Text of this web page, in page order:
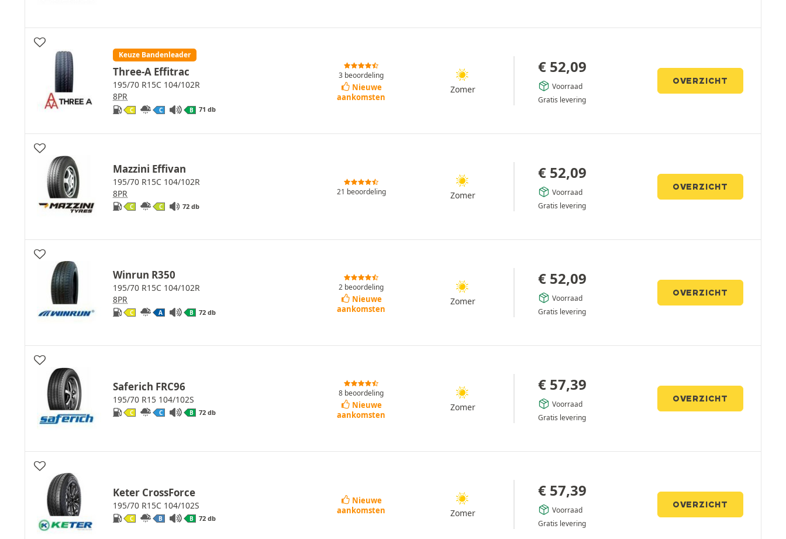
Keuze Bandenleader
Three-A Effitrac
195/70 R15C 104/102R
8PR
C C B 71 db
3 beoordeling
Nieuwe
aankomsten
Zomer
€ 52,09
Voorraad
Gratis levering
OVERZICHT
Mazzini Effivan
195/70 R15C 104/102R
8PR
C C 72 db
21 beoordeling Zomer
€ 52,09
Voorraad
Gratis levering
OVERZICHT
Winrun R350
195/70 R15C 104/102R
8PR
C A B 72 db
2 beoordeling
Nieuwe
aankomsten
Zomer
€ 52,09
Voorraad
Gratis levering
OVERZICHT
Saferich FRC96
195/70 R15 104/102S
C C B 72 db
8 beoordeling
Nieuwe
aankomsten
Zomer
€ 57,39
Voorraad
Gratis levering
OVERZICHT
Keter CrossForce
195/70 R15C 104/102S
C B B 72 db
Nieuwe
aankomsten
Zomer
€ 57,39
Voorraad
Gratis levering
OVERZICHT